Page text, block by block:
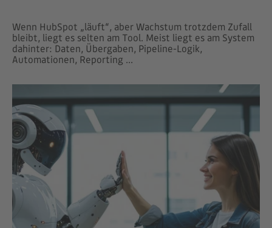
Wenn HubSpot „läuft“, aber Wachstum trotzdem Zufall
bleibt, liegt es selten am Tool. Meist liegt es am System
dahinter: Daten, Übergaben, Pipeline-Logik,
Automationen, Reporting ...